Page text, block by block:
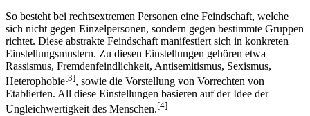
So besteht bei rechtsextremen Personen eine Feindschaft, welche
sich nicht gegen Einzelpersonen, sondern gegen bestimmte Gruppen
richtet. Diese abstrakte Feindschaft manifestiert sich in konkreten
Einstellungsmustern. Zu diesen Einstellungen gehören etwa
Rassismus, Fremdenfeindlichkeit, Antisemitismus, Sexismus,
Heterophobie[3], sowie die Vorstellung von Vorrechten von
Etablierten. All diese Einstellungen basieren auf der Idee der
Ungleichwertigkeit des Menschen.[4]